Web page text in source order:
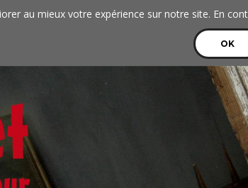
au mieux votre expérience sur notre site. En
OK